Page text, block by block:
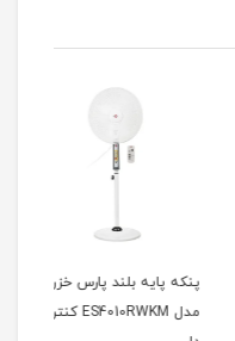
پنكه پايه بلند پارس خزر
مدل ES4010RWKM کنترل